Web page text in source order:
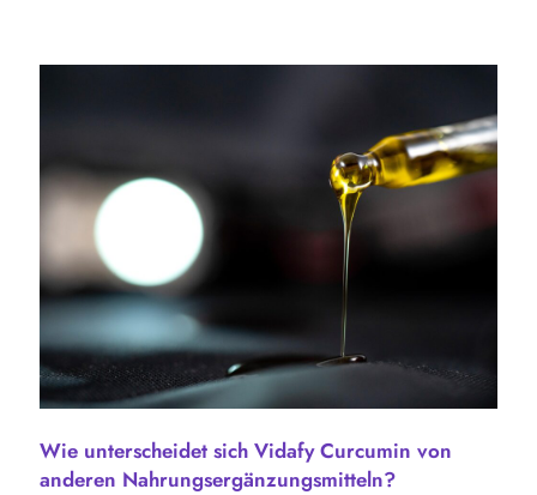
Wie unterscheidet sich Vidafy Curcumin von
anderen Nahrungsergänzungsmitteln?